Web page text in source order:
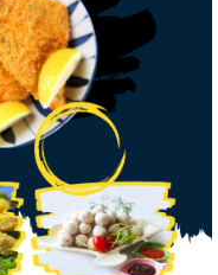
nhập khẩu mực,
VPCP: Tập trung cao độ,